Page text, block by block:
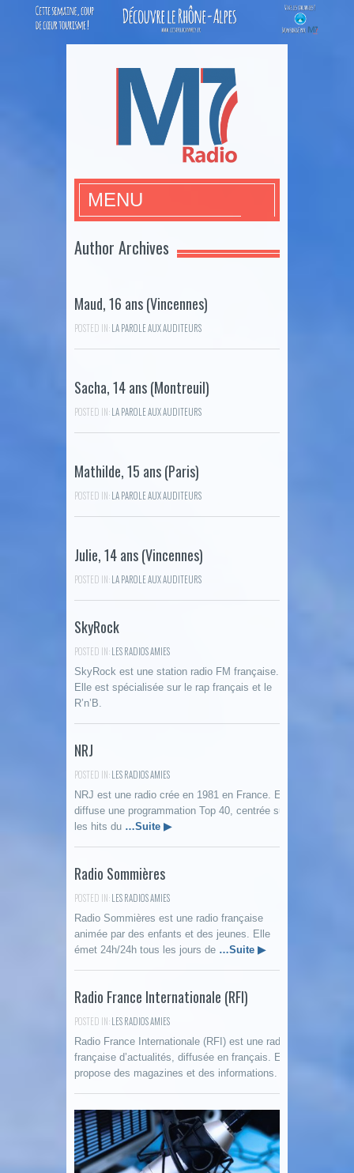
M7Radio
MENU
Author Archives
Maud, 16 ans (Vincennes)
POSTED IN:LA PAROLE AUX AUDITEURS
Sacha, 14 ans (Montreuil)
POSTED IN:LA PAROLE AUX AUDITEURS
Mathilde, 15 ans (Paris)
POSTED IN:LA PAROLE AUX AUDITEURS
Julie, 14 ans (Vincennes)
POSTED IN:LA PAROLE AUX AUDITEURS
SkyRock
POSTED IN:LES RADIOS AMIES
SkyRock est une station radio FM française.
Elle est spécialisée sur le rap français et le
R’n’B.
NRJ
POSTED IN:LES RADIOS AMIES
NRJ est une radio crée en 1981 en France. Elle
diffuse une programmation Top 40, centrée sur
les hits du …Suite ▶
Radio Sommières
POSTED IN:LES RADIOS AMIES
Radio Sommières est une radio française
animée par des enfants et des jeunes. Elle
émet 24h/24h tous les jours de …Suite ▶
Radio France Internationale (RFI)
POSTED IN:LES RADIOS AMIES
Radio France Internationale (RFI) est une radio
française d’actualités, diffusée en français. Elle
propose des magazines et des informations.